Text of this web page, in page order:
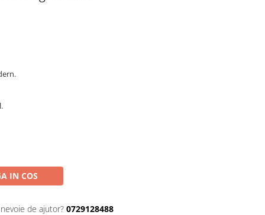
IN COS
de ajutor? 0729128488